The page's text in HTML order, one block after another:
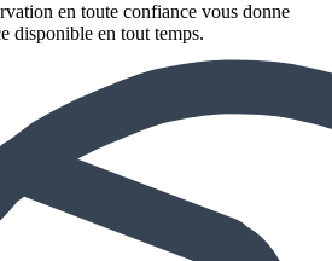
en toute confiance vous donne
disponible en tout temps.